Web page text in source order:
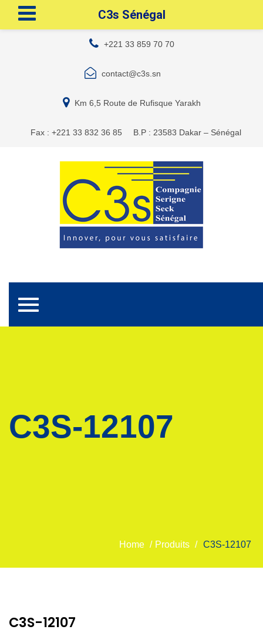
+221 33 859 70 70
contact@c3s.sn
Km 6,5 Route de Rufisque Yarakh
Fax : +221 33 832 36 85 B.P : 23583 Dakar – Sénégal
Toggle navigation
C3S-12107
Home / Produits / C3S-12107
C3S-12107
C3s Sénégal